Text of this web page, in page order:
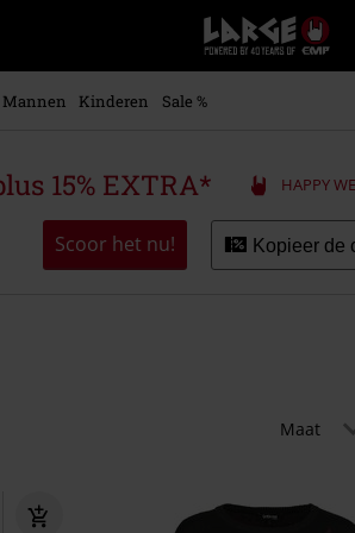
Large
–
Muziek-,
+
kleding
Mannen Kinderen Sale %
15% EXTRA* HAPPY
Scoor het nu! Kopieer de
Maat